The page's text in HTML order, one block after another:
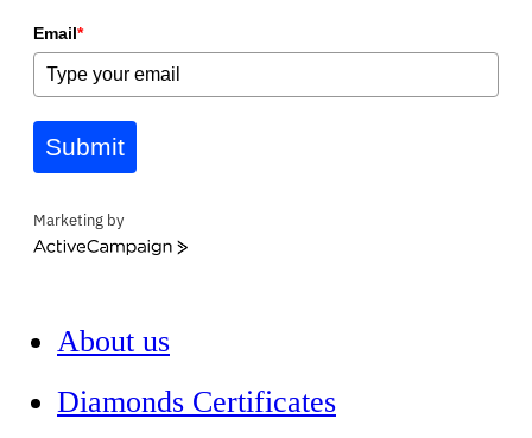
Email*
Submit
Marketing by
ActiveCampaign
About us
Diamonds Certificates